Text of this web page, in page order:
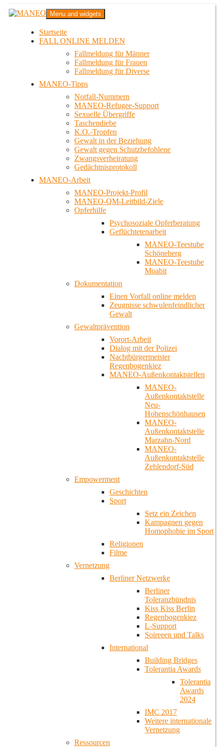
Zum
InhaltMANEO
Das schwule Anti-Gewalt-Projekt in Berlin
Menu and widgets
Startseite
FALL ONLINE MELDEN
Fallmeldung für Männer
Fallmeldung für Frauen
Fallmeldung für Diverse
MANEO-Tipps
Notfall-Nummern
MANEO-Refugee-Support
Sexuelle Übergriffe
Taschendiebe
K.O.-Tropfen
Gewalt in der Beziehung
Gewalt gegen Schutzbefohlene
Zwangsverheiratung
Gedächtnisprotokoll
MANEO-Arbeit
MANEO-Projekt-Profil
MANEO-QM-Leitbild-Ziele
Opferhilfe
Psychosoziale Opferberatung
Geflüchtetenarbeit
MANEO-Teestube
Schöneberg
MANEO-Teestube
Moabit
Dokumentation
Einen Vorfall online melden
Zeugnisse schwulenfeindlicher
Gewalt
Gewaltprävention
Vorort-Arbeit
Dialog mit der Polizei
Nachtbürgermeister
Regenbogenkiez
MANEO-Außenkontaktstellen
MANEO-
Außenkontaktstelle
Neu-
Hohenschönhausen
MANEO-
Außenkontaktstelle
Marzahn-Nord
MANEO-
Außenkontaktstelle
Zehlendorf-Süd
Empowerment
Geschichten
Sport
Setz ein Zeichen
Kampagnen gegen
Homophobie im Sport
Religionen
Filme
Vernetzung
Berliner Netzwerke
Berliner
Toleranzbündnis
Kiss Kiss Berlin
Regenbogenkiez
L-Support
Soireeen und Talks
International
Building Bridges
Tolerantia Awards
Tolerantia
Awards
2024
IMC 2017
Weitere internationale
Vernetzung
Ressourcen